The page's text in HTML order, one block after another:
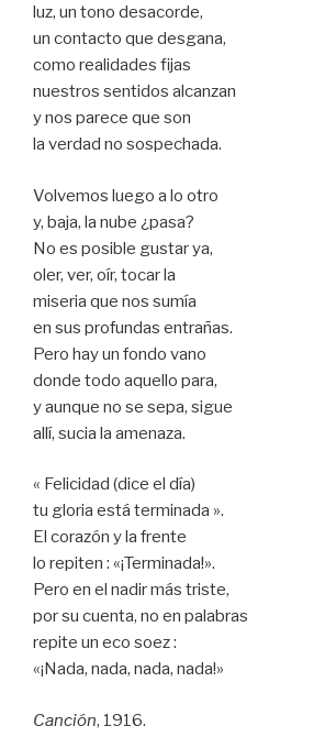
luz, un tono desacorde,
un contacto que desgana,
como realidades fijas
nuestros sentidos alcanzan
y nos parece que son
la verdad no sospechada.
Volvemos luego a lo otro
y, baja, la nube ¿pasa?
No es posible gustar ya,
oler, ver, oír, tocar la
miseria que nos sumía
en sus profundas entrañas.
Pero hay un fondo vano
donde todo aquello para,
y aunque no se sepa, sigue
allí, sucia la amenaza.
« Felicidad (dice el día)
tu gloria está terminada ».
El corazón y la frente
lo repiten : «¡Terminada!».
Pero en el nadir más triste,
por su cuenta, no en palabras
repite un eco soez :
«¡Nada, nada, nada, nada!»
Canción, 1916.